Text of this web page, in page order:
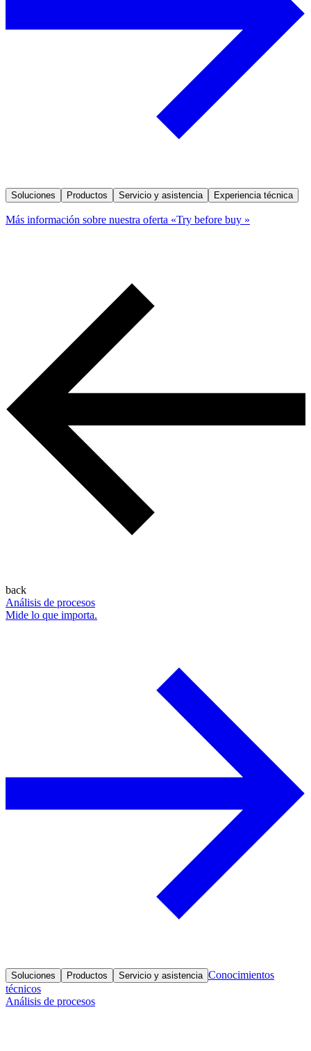
Soluciones Productos Servicio y asistencia Experiencia técnica
Más información sobre nuestra oferta «Try before buy »
back
Análisis de procesos
Mide lo que importa.
Soluciones Productos Servicio y asistencia Conocimientos
técnicos
Análisis de procesos